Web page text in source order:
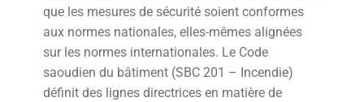
que les mesures de sécurité soient conformes
aux normes nationales, elles-mêmes alignées
sur les normes internationales. Le Code
saoudien du bâtiment (SBC 201 – Incendie)
définit des lignes directrices en matière de